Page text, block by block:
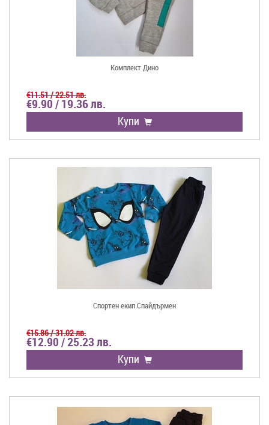
Комплект Дино
€11.51 / 22.51 лв.
€9.90 / 19.36 лв.
Купи
Спортен екип Спайдърмен
€15.86 / 31.02 лв.
€12.90 / 25.23 лв.
Купи